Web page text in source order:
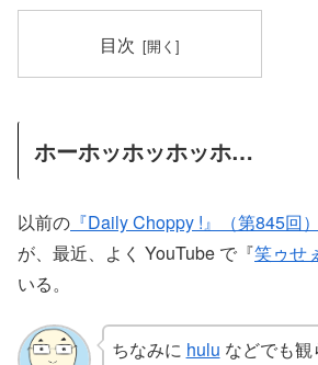
目次
ホーホッホッホッホ…
以前の 『Daily Choppy !』（第845回）
が、最近、よく YouTube で『笑ゥせ
いる。
ちなみに hulu などでも観